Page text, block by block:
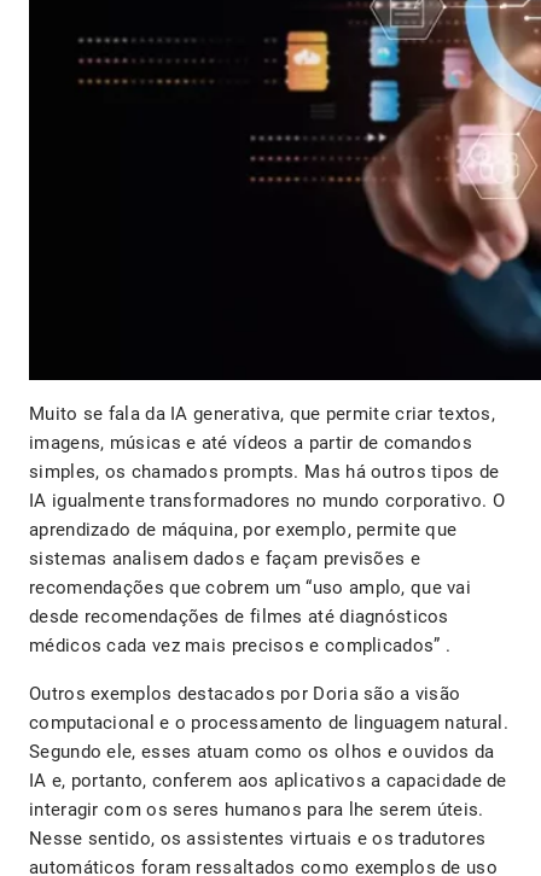
Muito se fala da IA generativa, que permite criar textos,
imagens, músicas e até vídeos a partir de comandos
simples, os chamados prompts. Mas há outros tipos de
IA igualmente transformadores no mundo corporativo. O
aprendizado de máquina, por exemplo, permite que
sistemas analisem dados e façam previsões e
recomendações que cobrem um “uso amplo, que vai
desde recomendações de filmes até diagnósticos
médicos cada vez mais precisos e complicados” .
Outros exemplos destacados por Doria são a visão
computacional e o processamento de linguagem natural.
Segundo ele, esses atuam como os olhos e ouvidos da
IA e, portanto, conferem aos aplicativos a capacidade de
interagir com os seres humanos para lhe serem úteis.
Nesse sentido, os assistentes virtuais e os tradutores
automáticos foram ressaltados como exemplos de uso